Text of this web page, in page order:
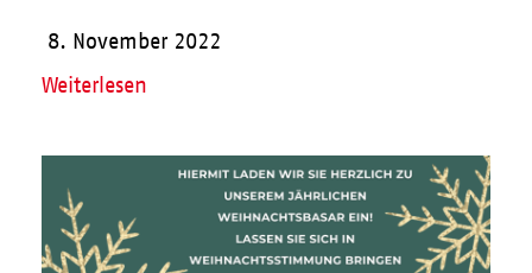
8. November 2022
Weiterlesen